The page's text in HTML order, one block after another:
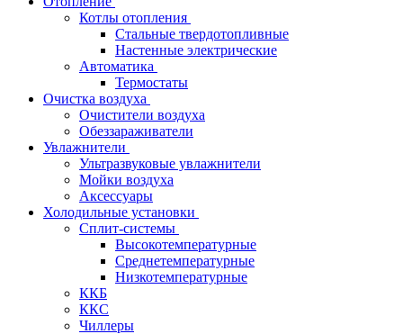
Котлы отопления
Стальные твердотопливные
Настенные электрические
Автоматика
Термостаты
Очистка воздуха
Очистители воздуха
Обеззараживатели
Увлажнители
Ультразвуковые увлажнители
Мойки воздуха
Аксессуары
Холодильные установки
Сплит-системы
Высокотемпературные
Среднетемпературные
Низкотемпературные
ККБ
ККС
Чиллеры